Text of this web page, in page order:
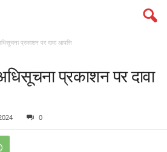
प्रकाशन पर दावा आपत्ति
प्रकाशन पर दावा
0